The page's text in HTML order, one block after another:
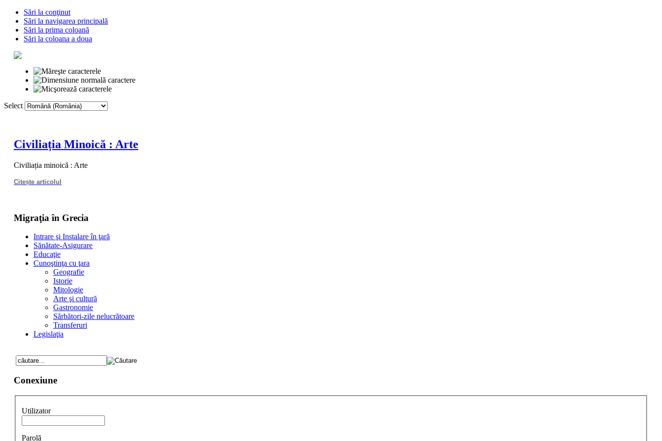
Sări la conţinut
Sări la navigarea principală
Sări la prima coloană
Sări la coloana a doua
Select
Civiliația Minoică : Arte
Civiliația minoică : Arte
Citește articolul
Migraţia în Grecia
Intrare şi Instalare în ţară
Sănătate-Asigurare
Educaţie
Cunoştinţa cu ţara
Geografie
Istorie
Mitologie
Arte şi cultură
Gastronomie
Sărbători-zile nelucrătoare
Transferuri
Legislaţia
Conexiune
Utilizator
Parolă